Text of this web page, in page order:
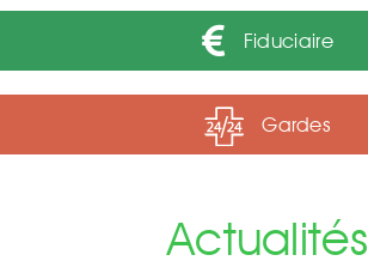
Fiduciaire
Gardes
Actualités